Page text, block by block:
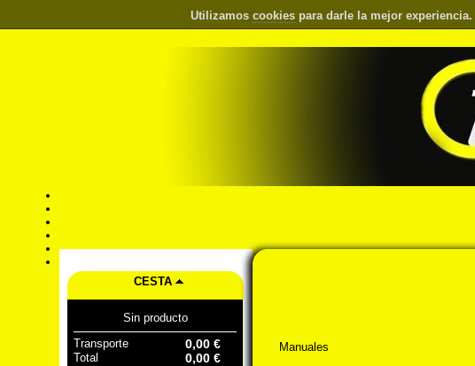
Utilizamos cookies para darle la mejor experiencia.
CESTA
Sin producto
Transporte
0,00 €
Total 0,00 €
Manuales